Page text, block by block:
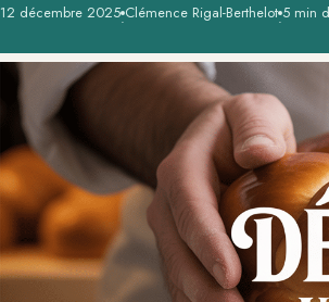
12 décembre 2025·Clémence Rigal-Berthelot·5 min